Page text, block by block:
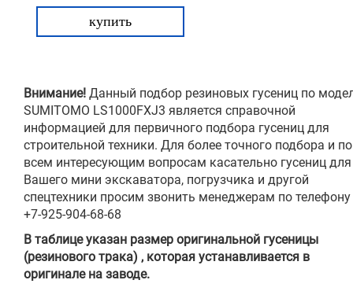
купить
Внимание! Данный подбор резиновых гусениц по
SUMITOMO LS1000FXJ3 является справочной
информацией для первичного подбора гусениц для
строительной техники. Для более точного подбора и по
всем интересующим вопросам касательно гусениц для
Вашего мини экскаватора, погрузчика и другой
спецтехники просим звонить менеджерам по телефону
+7-925-904-68-68
В таблице указан размер оригинальной гусеницы
(резинового трака) , которая устанавливается в
оригинале на заводе.